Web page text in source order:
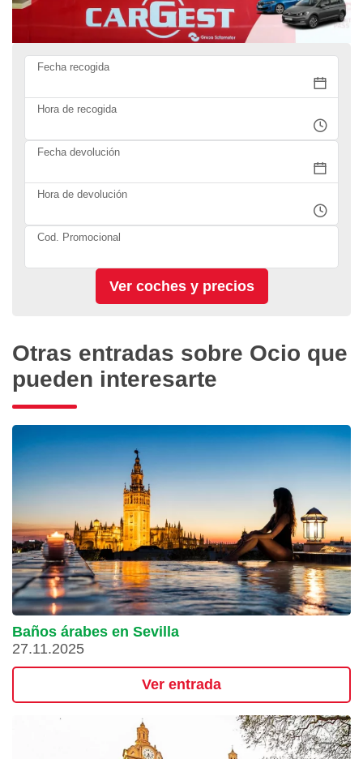
Fecha recogida
Hora de recogida
Fecha devolución
Hora de devolución
Cod. Promocional
Otras entradas sobre Ocio que
pueden interesarte
Baños árabes en Sevilla
27.11.2025
Ver entrada